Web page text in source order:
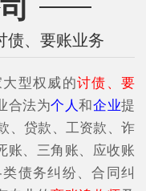
债、要账业务
大型权威的讨债、要
合法为个人和企业提
、贷款、工资款、诈
账、三角账、应收账
类债务纠纷、合同纠